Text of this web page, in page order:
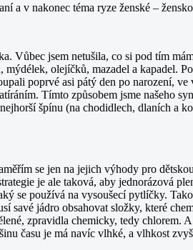
a v nakonec téma ryze ženské –
Vůbec jsem netušila, co si pod tím
olejíčků, mazadel a kapadel.
poprvé asi pátý den po narození, ve
Tímto způsobem jsme našeho
špínu (na chodidlech, dlaních a
se jen na jejich výhody pro
je ale taková, aby jednorázová
se používá na vysoušecí pytlíčky.
savé jádro obsahovat složky, které
zpravidla chemicky, tedy chlorem.
času je má navíc vlhké, a vlhkost